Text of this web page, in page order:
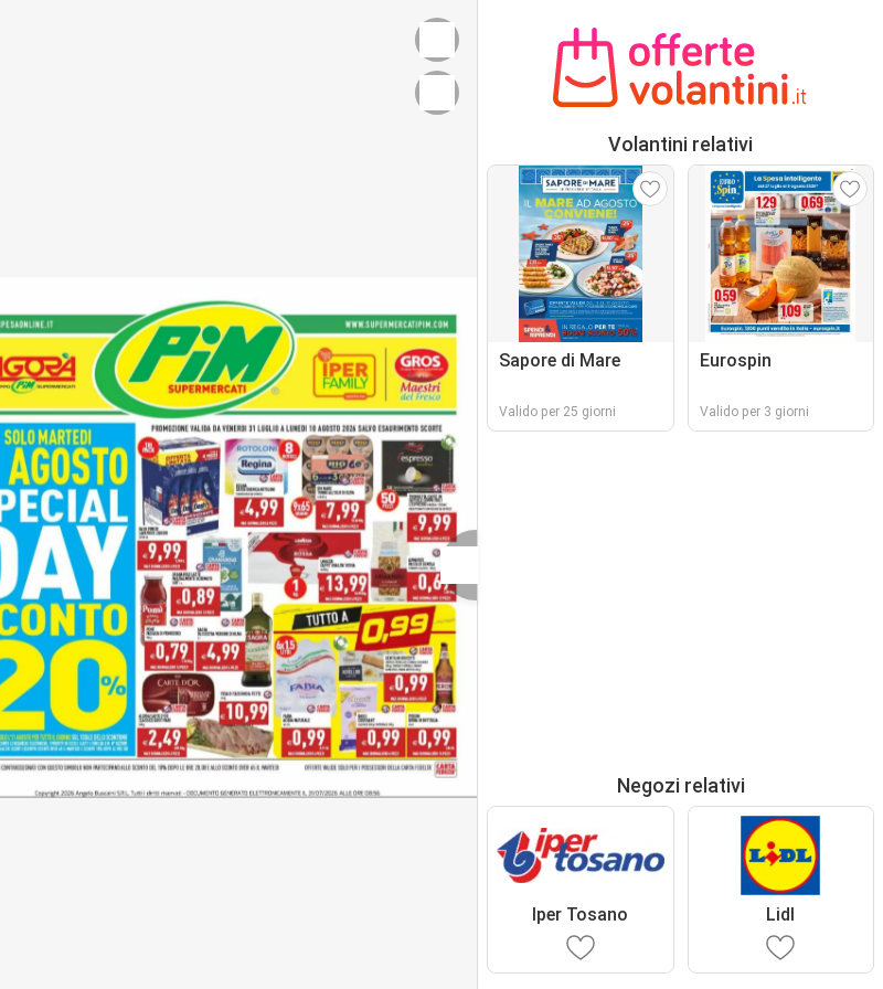
Volantini relativi
Sapore di Mare
Valido per 25 giorni
Eurospin
Valido per 3 giorni
Negozi relativi
Iper Tosano Lidl